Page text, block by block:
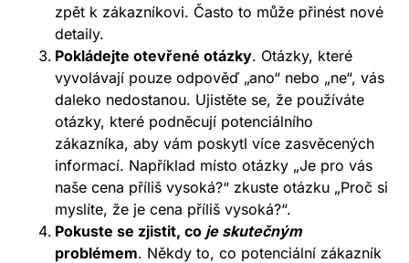
zpět k zákazníkovi. Často to může přinést nové
detaily.
Pokládejte otevřené otázky. Otázky, které
vyvolávají pouze odpověď „ano“ nebo „ne“, vás
daleko nedostanou. Ujistěte se, že používáte
otázky, které podněcují potenciálního
zákazníka, aby vám poskytl více zasvěcených
informací. Například místo otázky „Je pro vás
naše cena příliš vysoká?“ zkuste otázku „Proč si
myslíte, že je cena příliš vysoká?“.
Pokuste se zjistit, co je skutečným
problémem. Někdy to, co potenciální zákazník